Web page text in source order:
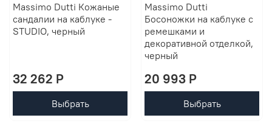
Massimo Dutti Кожаные
сандалии на каблуке -
STUDIO, черный
32 262 P
Выбрать
Massimo Dutti
Босоножки на каблуке с
ремешками и
декоративной отделкой,
черный
20 993 P
Выбрать